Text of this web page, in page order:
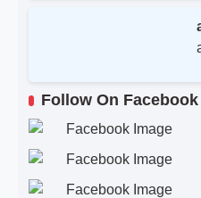
Follow On Facebook